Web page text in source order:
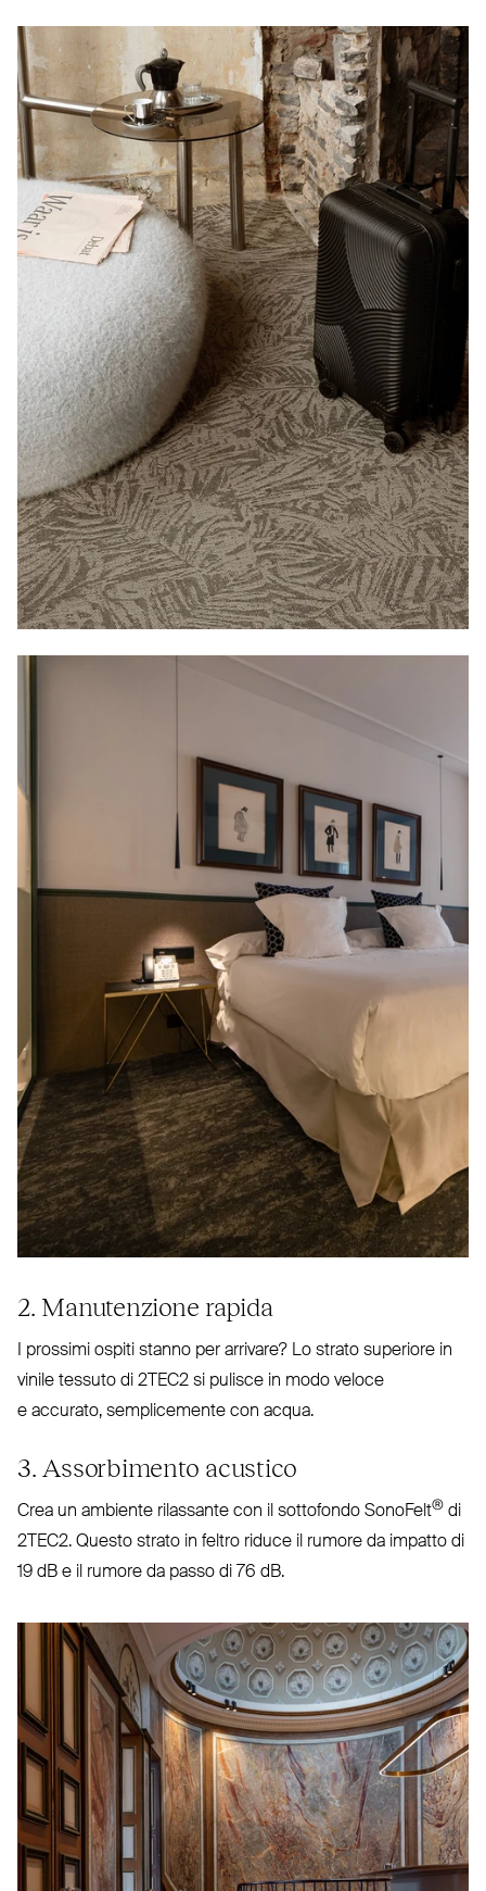
2. Manutenzione rapida
I prossimi ospiti stanno per arrivare? Lo strato superiore in
vinile tessuto di 2TEC2 si pulisce in modo veloce
e accurato, sem­pli­cemente con acqua.
3. Assorbimento acustico
Crea un ambiente rilassante con il sot­tofondo SonoFelt® di
2TEC2. Questo strato in feltro riduce il rumore da impatto di
19 dB e il rumore da passo di 76 dB.